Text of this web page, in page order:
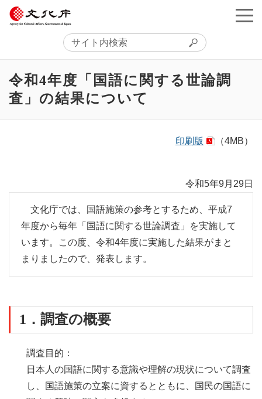
令和4年度「国語に関する世論調
査」の結果について
印刷版 （4MB）
令和5年9月29日
文化庁では、国語施策の参考とするため、平成7
年度から毎年「国語に関する世論調査」を実施して
います。この度、令和4年度に実施した結果がまと
まりましたので、発表します。
1．調査の概要
調査目的：
日本人の国語に関する意識や理解の現状について調査
し、国語施策の立案に資するとともに、国民の国語に